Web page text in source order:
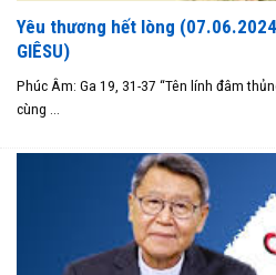
Yêu thương hết lòng (07.06.2024
GIÊSU)
Phúc Âm: Ga 19, 31-37 “Tên lính đâm
cùng ...